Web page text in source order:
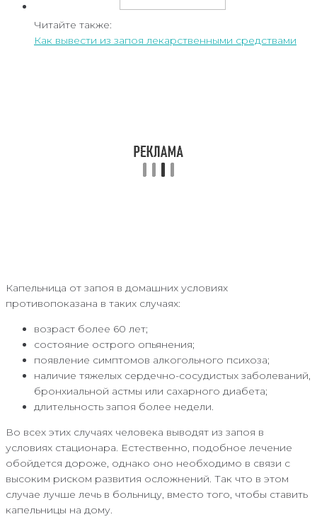
Читайте также:
Как вывести из запоя лекарственными средствами
Капельница от запоя в домашних условиях
противопоказана в таких случаях:
возраст более 60 лет;
состояние острого опьянения;
появление симптомов алкогольного психоза;
наличие тяжелых сердечно-сосудистых заболеваний,
бронхиальной астмы или сахарного диабета;
длительность запоя более недели.
Во всех этих случаях человека выводят из запоя в
условиях стационара. Естественно, подобное лечение
обойдется дороже, однако оно необходимо в связи с
высоким риском развития осложнений. Так что в этом
случае лучше лечь в больницу, вместо того, чтобы ставить
капельницы на дому.